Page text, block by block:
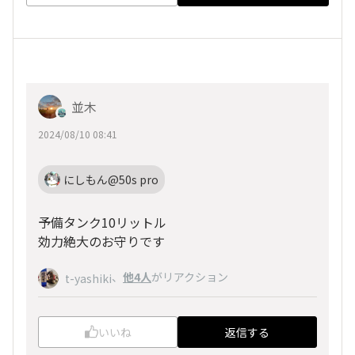
並木
2024/08/10 08:41
にしもん@50s pro
予備タンク10リットル
効力絶大のお守りです
t-yashiki、 他4人がリアクション
いいね 返信する